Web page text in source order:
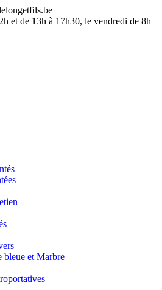
et de 13h à 17h30, le vendredi de 8h
bleue et Marbre
sont fermés du 17 juillet au 9